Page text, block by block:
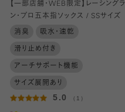
【一部店舗・WEB限定】レーシングラ
ン・プロ五本指ソックス / SSサイズ
消臭 吸水・速乾
滑り止め付き
アーチサポート機能
サイズ展開あり
5.0 （1）